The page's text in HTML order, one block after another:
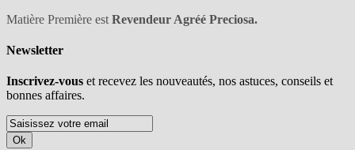
Matière Première est Revendeur Agréé Preciosa.
Newsletter
Inscrivez-vous et recevez les nouveautés, nos astuces, conseils et
bonnes affaires.
Ok